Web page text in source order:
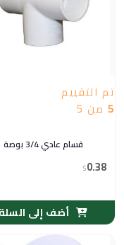
تم التقييم
5 من 5
قسام عادي 3/4 بوصة
$0.38
أضف إلى السلة